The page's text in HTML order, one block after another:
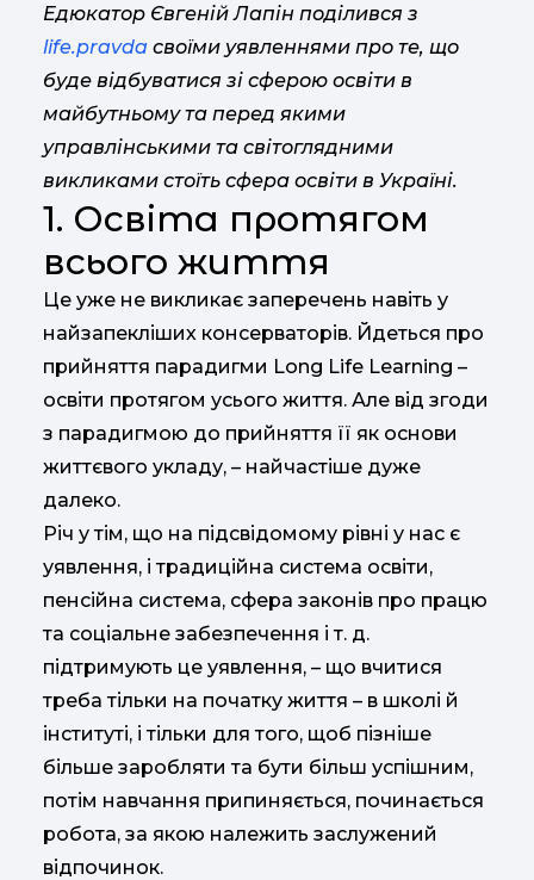
Едюкатор Євгеній Лапін поділився з
life.pravda своїми уявленнями про те, що
буде відбуватися зі сферою освіти в
майбутньому та перед якими
управлінськими та світоглядними
викликами стоїть сфера освіти в Україні.
1. Освіта протягом
всього життя
Це уже не викликає заперечень навіть у
найзапекліших консерваторів. Йдеться про
прийняття парадигми Long Life Learning –
освіти протягом усього життя. Але від згоди
з парадигмою до прийняття її як основи
життєвого укладу, – найчастіше дуже
далеко.
Річ у тім, що на підсвідомому рівні у нас є
уявлення, і традиційна система освіти,
пенсійна система, сфера законів про працю
та соціальне забезпечення і т. д.
підтримують це уявлення, – що вчитися
треба тільки на початку життя – в школі й
інституті, і тільки для того, щоб пізніше
більше заробляти та бути більш успішним,
потім навчання припиняється, починається
робота, за якою належить заслужений
відпочинок.